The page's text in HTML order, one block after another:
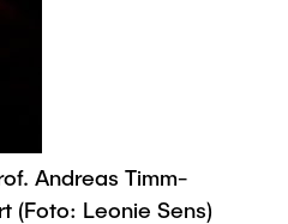
Andreas Timm-
(Foto: Leonie Sens)